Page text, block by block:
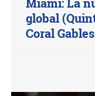
global
Coral